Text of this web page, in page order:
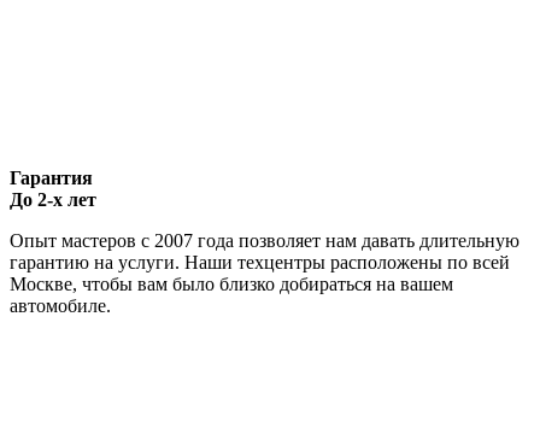
Гарантия
До 2-х лет
Опыт мастеров с 2007 года позволяет нам давать длительную
гарантию на услуги. Наши техцентры расположены по всей
Москве, чтобы вам было близко добираться на вашем
автомобиле.